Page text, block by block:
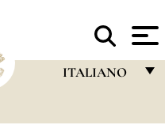
ITALIANO